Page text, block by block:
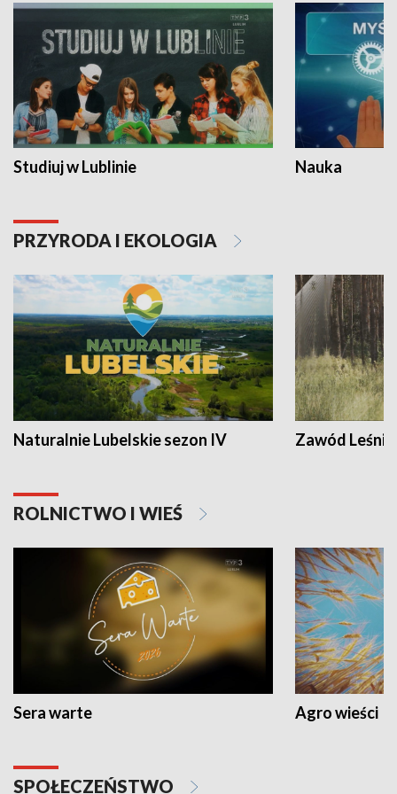
Studiuj w Lublinie Nauka
PRZYRODA I EKOLOGIA
Naturalnie Lubelskie sezon IV Zawód Leśnik
ROLNICTWO I WIEŚ
Sera warte Agro wieści
SPOŁECZEŃSTWO